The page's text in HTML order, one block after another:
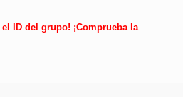
ID del grupo! ¡Comprueba la